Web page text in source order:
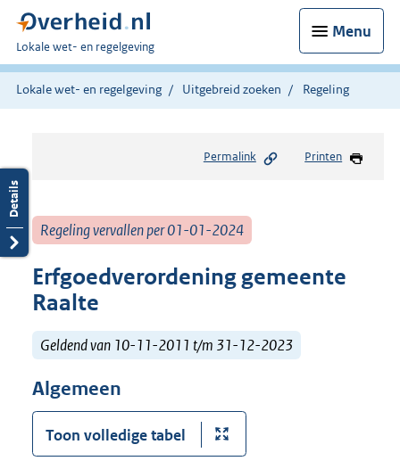
Menu
U
bent
hier:
Lokale wet- en regelgeving
Lokale wet- en regelgeving Uitgebreid zoeken Regeling
Permalink Printen
Regeling vervallen per 01-01-2024
Erfgoedverordening gemeente
Raalte
Geldend van 10-11-2011 t/m 31-12-2023
Algemeen
Toon volledige tabel